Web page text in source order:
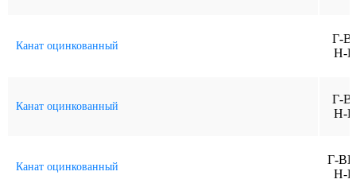
Канат оцинкованный
Г-
Н-
Канат оцинкованный
Г-
Н-
Канат оцинкованный
Г-
Н-